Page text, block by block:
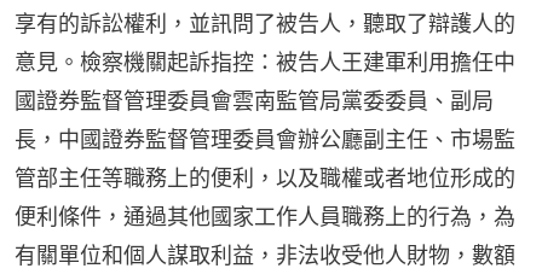
享有的訴訟權利，並訊問了被告人，聽取了辯護人的
意見。檢察機關起訴指控：被告人王建軍利用擔任中
國證券監督管理委員會雲南監管局黨委委員、副局
長，中國證券監督管理委員會辦公廳副主任、市場監
管部主任等職務上的便利，以及職權或者地位形成的
便利條件，通過其他國家工作人員職務上的行為，為
有關單位和個人謀取利益，非法收受他人財物，數額